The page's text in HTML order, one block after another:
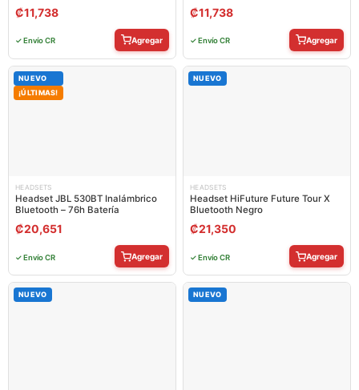
₡11,738
✓ Envío CR Agregar
₡11,738
✓ Envío CR Agregar
NUEVO
¡ÚLTIMAS!
HEADSETS
Headset JBL 530BT Inalámbrico
Bluetooth – 76h Batería
₡20,651
✓ Envío CR Agregar
NUEVO
HEADSETS
Headset HiFuture Future Tour X
Bluetooth Negro
₡21,350
✓ Envío CR Agregar
NUEVO NUEVO